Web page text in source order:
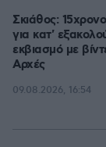
Σκιάθος:
για κατ'
εκβιασμό με
Αρχές
09.08.2026, 16:54